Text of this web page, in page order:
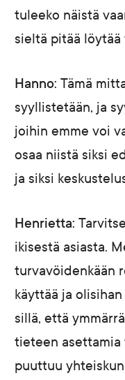
tuleeko näistä
sieltä pitää löytää
Hanno: Tämä
syyllistetään, ja
joihin emme voi
osaa niistä siksi
ja siksi
Henrietta:
ikisestä asiasta.
turvavöidenkään
käyttää ja
sillä, että
tieteen
puuttuu